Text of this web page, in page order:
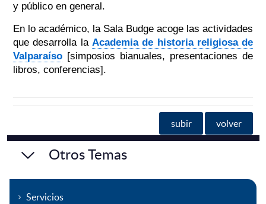
y público en general.
En lo académico, la Sala Budge acoge las actividades
que desarrolla la Academia de historia religiosa de
Valparaíso[simposios bianuales, presentaciones de
libros, conferencias].
subir volver
Otros Temas
Servicios